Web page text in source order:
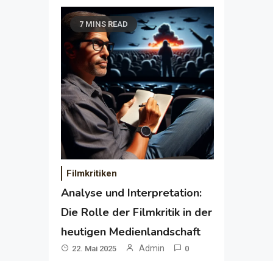
7 MINS READ
Filmkritiken
Analyse und Interpretation:
Die Rolle der Filmkritik in der
heutigen Medienlandschaft
22. Mai 2025 Admin 0